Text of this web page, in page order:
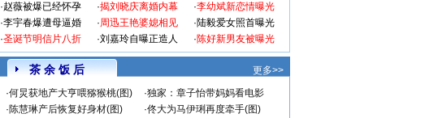
·赵薇被爆已经怀孕
·李宇春爆遭母逼婚
·圣诞节明信片八折
·揭刘晓庆离婚内幕
·周迅王艳婆媳相见
·刘嘉玲自曝正造人
·李幼斌新恋情曝光
·陆毅爱女照首曝光
·陈好新男友被曝光
茶 余 饭 后
更多>>
·何炅获地产大亨喂猕猴桃(图) ·独家：章子怡带妈妈看电影
·陈慧琳产后恢复好身材(图) ·佟大为马伊琍再度牵手(图)